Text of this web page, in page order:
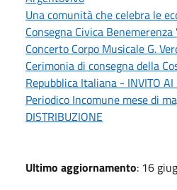
Una comunità che celebra le
Consegna Civica
Concerto Corpo Musicale G.
Cerimonia di consegna della
Repubblica Italiana - INVITO AI
Periodico Incomune mese di
DISTRIBUZIONE
Ultimo aggiornamento: 16